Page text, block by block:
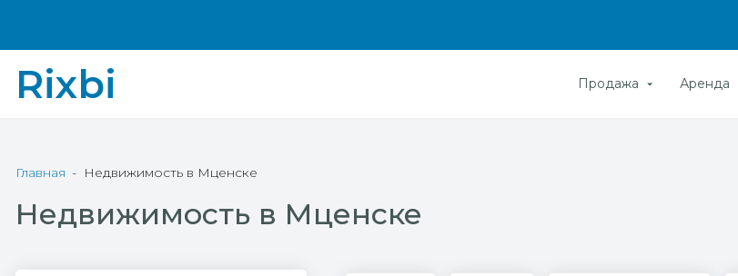
Rixbi Продажа Аренда
Главная Недвижимость в Мценске
Недвижимость в Мценске